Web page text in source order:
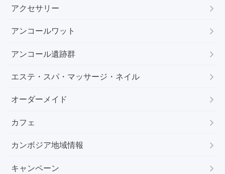
アクセサリー
アンコールワット
アンコール遺跡群
エステ・スパ・マッサージ・ネイル
オーダーメイド
カフェ
カンボジア地域情報
キャンペーン